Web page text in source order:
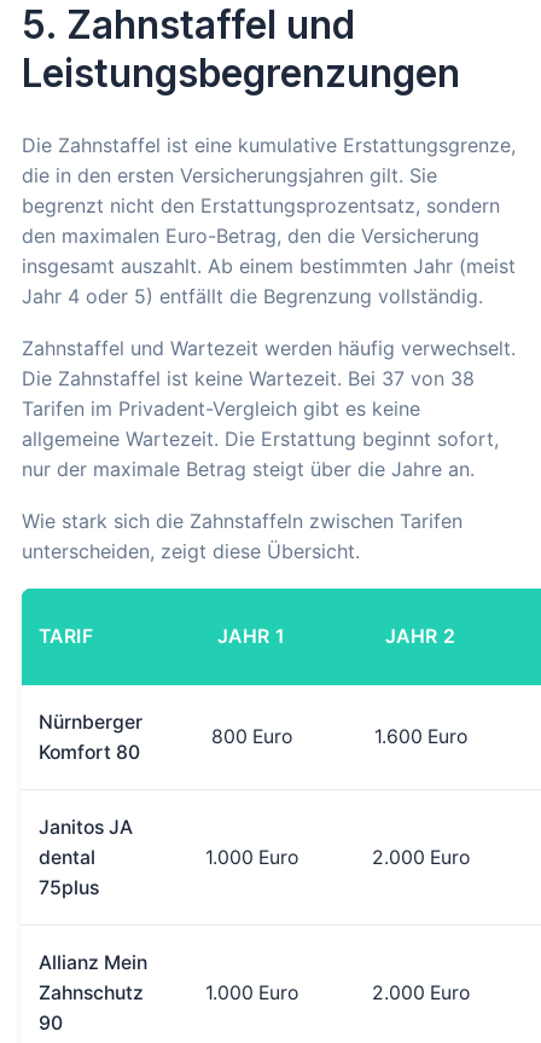
5. Zahnstaffel und
Leistungsbegrenzungen
Die Zahnstaffel ist eine kumulative Erstattungsgrenze,
die in den ersten Versicherungsjahren gilt. Sie
begrenzt nicht den Erstattungsprozentsatz, sondern
den maximalen Euro-Betrag, den die Versicherung
insgesamt auszahlt. Ab einem bestimmten Jahr (meist
Jahr 4 oder 5) entfällt die Begrenzung vollständig.
Zahnstaffel und Wartezeit werden häufig verwechselt.
Die Zahnstaffel ist keine Wartezeit. Bei 37 von 38
Tarifen im Privadent-Vergleich gibt es keine
allgemeine Wartezeit. Die Erstattung beginnt sofort,
nur der maximale Betrag steigt über die Jahre an.
Wie stark sich die Zahnstaffeln zwischen Tarifen
unterscheiden, zeigt diese Übersicht.
TARIF JAHR 1 JAHR 2
Nürnberger
Komfort 80
800 Euro 1.600 Euro
Janitos JA
dental
75plus
1.000 Euro 2.000 Euro
Allianz Mein
Zahnschutz
90
1.000 Euro 2.000 Euro